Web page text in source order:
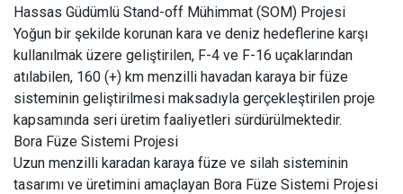
Hassas Güdümlü Stand-off Mühimmat (SOM) Projesi
Yoğun bir şekilde korunan kara ve deniz hedeflerine karşı
kullanılmak üzere geliştirilen, F-4 ve F-16 uçaklarından
atılabilen, 160 (+) km menzilli havadan karaya bir füze
sisteminin geliştirilmesi maksadıyla gerçekleştirilen proje
kapsamında seri üretim faaliyetleri sürdürülmektedir.
Bora Füze Sistemi Projesi
Uzun menzilli karadan karaya füze ve silah sisteminin
tasarımı ve üretimini amaçlayan Bora Füze Sistemi Projesi